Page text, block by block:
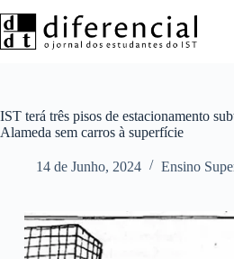
para
o
IST terá três pisos de estacionamento
Alameda sem carros à superfície
14 de Junho, 2024 Ensino